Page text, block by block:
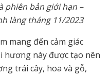
phiên bản giới hạn –
làng tháng 11/2023
mang đến cảm giác
hương này được tạo nên
trái cây, hoa và gỗ,